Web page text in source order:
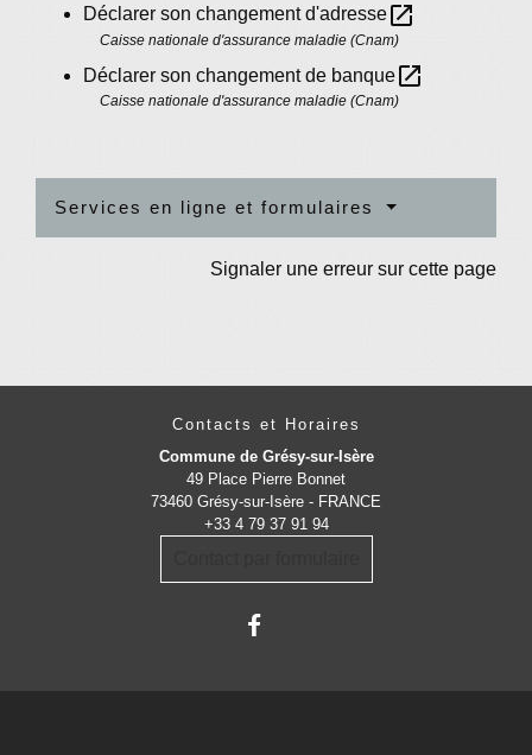
Déclarer son changement d'adresseopen_in_new
Caisse nationale d'assurance maladie (Cnam)
Déclarer son changement de banqueopen_in_new
Caisse nationale d'assurance maladie (Cnam)
Services en ligne et formulaires
Signaler une erreur sur cette page
Contacts et Horaires
Commune de Grésy-sur-Isère
49 Place Pierre Bonnet
73460 Grésy-sur-Isère - FRANCE
+33 4 79 37 91 94